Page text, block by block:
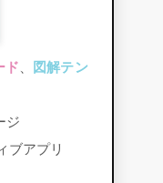
ド、 図解テン
ジ
ブアプリ